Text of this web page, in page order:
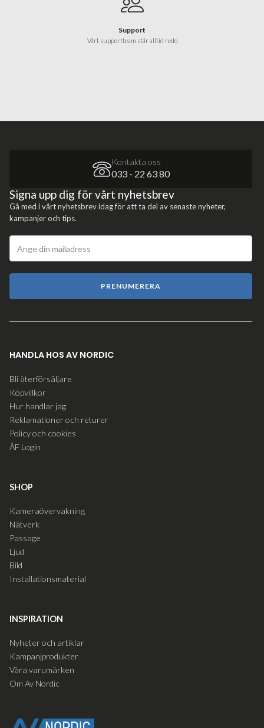
Support
Vårt supportteam står alltid redo
Kontakta oss
033 - 22 63 80
Signa upp dig för vårt nyhetsbrev
Gå med i vårt nyhetsbrev idag för att ta del av senaste nyheter,
kampanjer och tips.
PRENUMERERA
HANDLA HOS AV NORDIC
Bli återförsäljare
Köpvillkor
Hur handlar jag
Reklamationer och returer
Policy och cookies
ÅF Login
SHOP
Kameraövervakning
Nätverk
Passage
Ljud
Bild
Installationsmaterial
INSPIRATION
Nyheter och artiklar
Kampanjprodukter
Våra varumärken
Om Av Nordic